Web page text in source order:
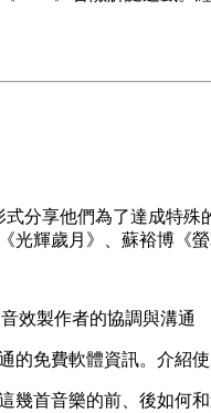
分享他們為了達成特
光輝歲月》、蘇裕博《
效製作者的協調與溝通
的免費軟體資訊。介紹
幾首音樂的前、後如何